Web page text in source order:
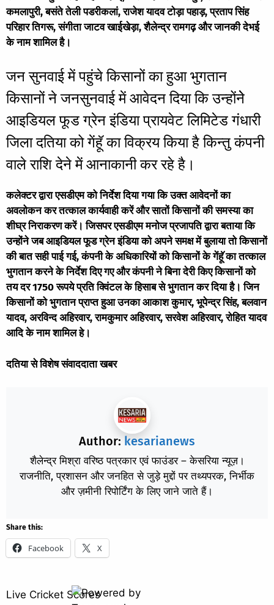
कमलापुरी, बसंते तेली पडरीकलां, राजेश यादव टोड़ा पहाड़, प्रताप सिंह
परिहार तिगरू, संगीता जाटव खाईखेड़ा, शैलेन्द्र रामगढ़ और जानकी देभई
के नाम शामिल है।
जन सुनवाई में पहुंचे किसानों का हुआ भुगतान
किसानों ने जनसुनवाई में आवेदन दिया कि उन्होंनेे
आइडियल फूड ग्रेन इंडिया प्रायवेट लिमिटेड गंधारी
जिला दतिया को गेंहूॅ का विक्रय किया है किन्तु कंपनी
वाले राशि देने में आनाकानी कर रहे है।
कलेक्टर द्वारा एसडीएम को निर्देश दिया गया कि उक्त आवेदनों का
अवलोकन कर तत्काल कार्यवाही करें और सातों किसानों की समस्या का
शीघ्र निराकरण करें। जिसपर एसडीएम मनोज प्रजापति द्वारा बताया कि
उन्होंने जब आइडियल फूड ग्रेन इंडिया को अपने समक्ष में बुलाया तो किसानों
की बात सही पाई गई, कंपनी के अधिकारियों को किसानों के गेंहूॅ का तत्काल
भुगतान करने के निर्देश दिए गए और कंपनी ने बिना देरी किए किसानों को
तय दर 1750 रूपये प्रति क्विंटल के हिसाब से भुगतान कर दिया है। जिन
किसानों को भुगतान प्राप्त हुआ उनका आकाश कुमार, भूपेन्द्र सिंह, बलवान
यादव, अरविन्द अहिरवार, रामकुमार अहिरवार, सरवेश अहिरवार, रोहित यादव
आदि के नाम शामिल हे।
दतिया से विशेष संवाददाता खबर
Author: kesarianews
शैलेन्द्र मिश्रा वरिष्ठ पत्रकार एवं फाउंडर – केसरिया न्यूज़।
राजनीति, प्रशासन और जनहित से जुड़े मुद्दों पर तथ्यपरक, निर्भीक
और ज़मीनी रिपोर्टिंग के लिए जाने जाते हैं।
Share this:
Facebook X
Live Cricket Scores